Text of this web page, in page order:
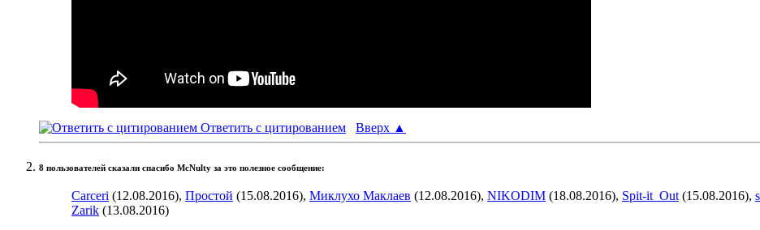
Ответить с цитированием Вверх ▲
8 пользователей сказали cпасибо McNulty за это полезное сообщение:
Carceri (12.08.2016), Простой (15.08.2016), Миклухо Маклаев (12.08.2016), NIKODIM (18.08.2016), Spit-it_Out (15.08.2016),
Zarik (13.08.2016)